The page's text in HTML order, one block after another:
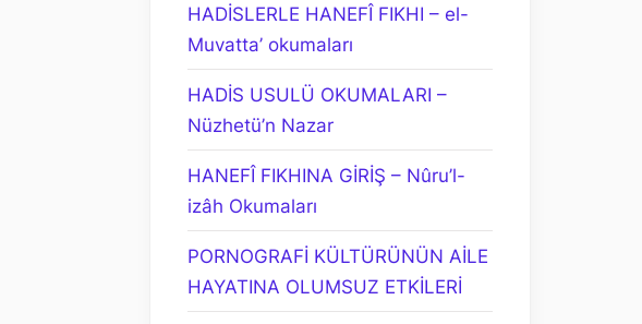
HADİSLERLE HANEFÎ FIKHI – el-
Muvatta’ okumaları
HADİS USULÜ OKUMALARI –
Nüzhetü’n Nazar
HANEFÎ FIKHINA GİRİŞ – Nûru’l-
izâh Okumaları
PORNOGRAFİ KÜLTÜRÜNÜN AİLE
HAYATINA OLUMSUZ ETKİLERİ